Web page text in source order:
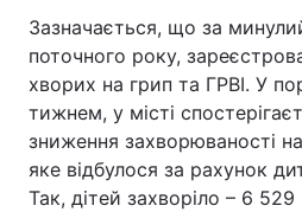
Зазначається, що за
поточного року,
хворих на грип та ГРВІ. У
тижнем, у місті
зниження захворюваності
яке відбулося за рахунок
Так, дітей захворіло – 6